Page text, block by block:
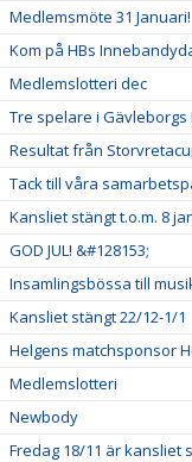
Medlemsmöte 31 Januari!
Kom på HBs
Medlemslotteri dec
Tre spelare i Gävleborgs
Resultat från
Tack till våra
Kansliet stängt t.o.m. 8
GOD JUL! &#128153;
Insamlingsbössa till
Kansliet stängt 22/12-1/1
Helgens matchsponsor
Medlemslotteri
Newbody
Fredag 18/11 är kansliet